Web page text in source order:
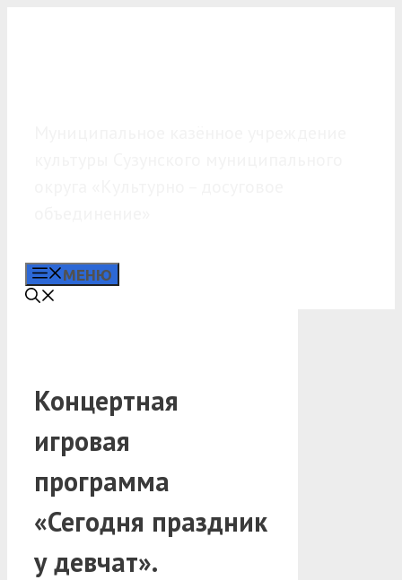
МЕНЮ
Концертная
игровая
программа
«Сегодня праздник
у девчат».